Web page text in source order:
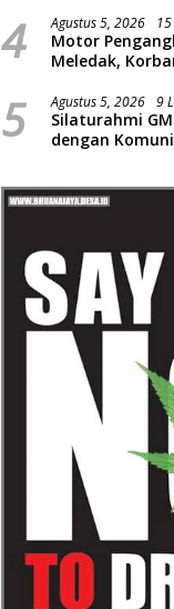
4 Agustus 5, 2026
Motor
Meledak,
5 Agustus 5, 2026 9
Silaturahmi
dengan
Sunatan